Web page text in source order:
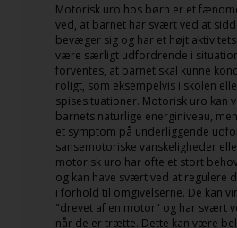
Motorisk uro hos børn er et
ved, at barnet har svært ved at
bevæger sig og har et højt
være særligt udfordrende i
forventes, at barnet skal kunne
roligt, som eksempelvis i skolen
spisesituationer. Motorisk uro kan
barnets naturlige energiniveau,
et symptom på underliggende
sansemotoriske vanskeligheder
motorisk uro har ofte et stort
og kan have svært ved at regulere
i forhold til omgivelserne. De kan
"drevet af en motor" og har svært
når de er trætte. Dette kan være